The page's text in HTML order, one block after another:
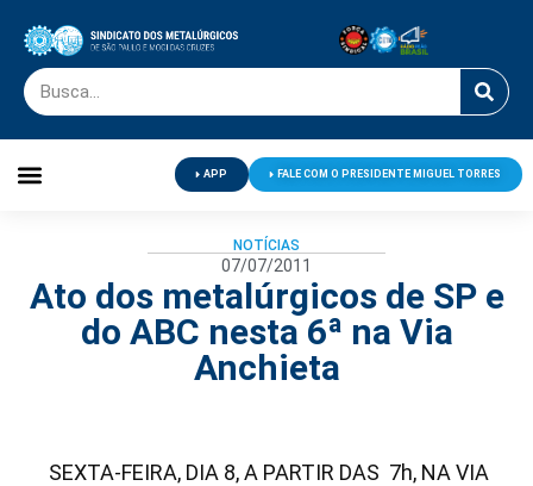
APP FALE COM O PRESIDENTE MIGUEL TORRES
NOTÍCIAS
07/07/2011
Ato dos metalúrgicos de SP e
do ABC nesta 6ª na Via
Anchieta
SEXTA-FEIRA, DIA 8, A PARTIR DAS 7h, NA VIA